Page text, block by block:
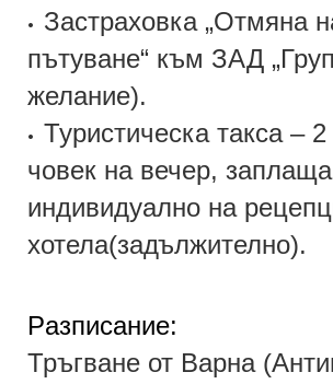
• Застраховка „Отмяна
пътуване“ към ЗАД
желание).
• Туристическа такса –
човек на вечер,
индивидуално на
хотела(задължително).
Разписание:
Тръгване от Варна (А